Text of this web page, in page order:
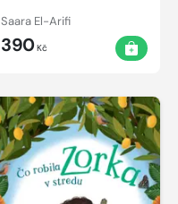
Saara El-Arifi
390Kč